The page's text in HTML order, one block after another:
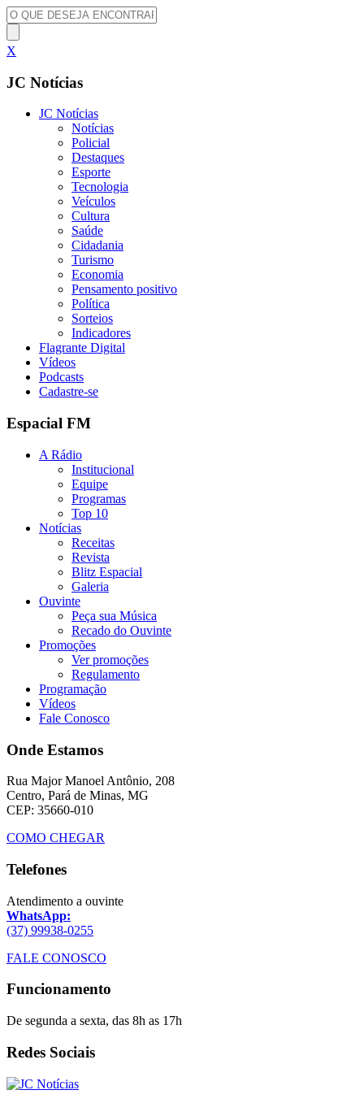
X
JC Notícias
JC Notícias
Notícias
Policial
Destaques
Esporte
Tecnologia
Veículos
Cultura
Saúde
Cidadania
Turismo
Economia
Pensamento positivo
Política
Sorteios
Indicadores
Flagrante Digital
Vídeos
Podcasts
Cadastre-se
Espacial FM
A Rádio
Institucional
Equipe
Programas
Top 10
Notícias
Receitas
Revista
Blitz Espacial
Galeria
Ouvinte
Peça sua Música
Recado do Ouvinte
Promoções
Ver promoções
Regulamento
Programação
Vídeos
Fale Conosco
Onde Estamos
Rua Major Manoel Antônio, 208
Centro, Pará de Minas, MG
CEP: 35660-010
COMO CHEGAR
Telefones
Atendimento a ouvinte
WhatsApp:
(37) 99938-0255
FALE CONOSCO
Funcionamento
De segunda a sexta, das 8h as 17h
Redes Sociais